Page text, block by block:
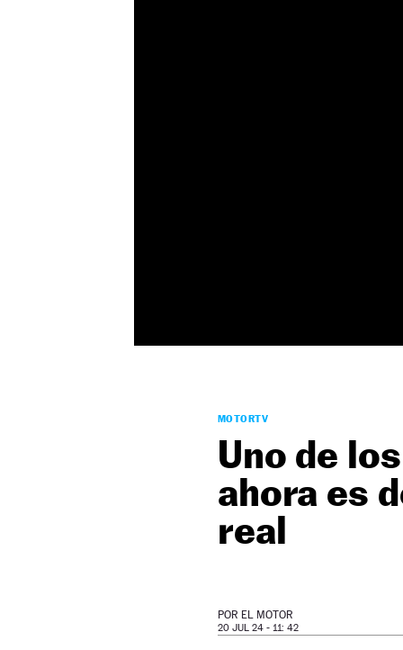
MOTORTV
Uno de
ahora es
real
POR EL MOTOR
20 JUL 24 - 11: 42